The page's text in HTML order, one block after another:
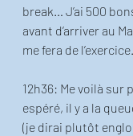
break… J’ai 500
avant d’arriver au
me fera de l’exercice.
12h36: Me voilà sur
espéré, il y a la
(je dirai plutôt